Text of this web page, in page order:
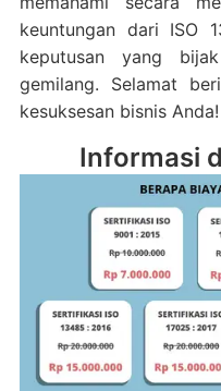
keuntungan dari ISO
keputusan yang
gemilang. Selamat
kesuksesan bisnis Anda!
Informasi